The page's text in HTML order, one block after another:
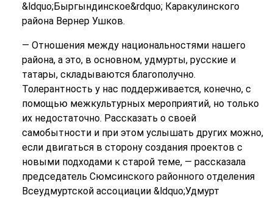
&ldquo;Быргындинское&rdquo; Каракулинского
района Вернер Ушков.
— Отношения между национальностями нашего
района, а это, в основном, удмурты, русские и
татары, складываются благополучно.
Толерантность у нас поддерживается, конечно, с
помощью межкультурных мероприятий, но только
их недостаточно. Рассказать о своей
самобытности и при этом услышать других можно,
если двигаться в сторону создания проектов с
новыми подходами к старой теме, — рассказала
председатель Сюмсинского районного отделения
Всеудмуртской ассоциации &ldquo;Удмурт